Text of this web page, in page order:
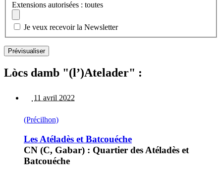
Extensions autorisées : toutes
Je veux recevoir la Newsletter
Lòcs damb "(l’)Atelader" :
11 avril 2022
(Précilhon)
Les Atéladès et Batcouéche
CN (C, Gabar) : Quartier des Atéladès et
Batcouéche